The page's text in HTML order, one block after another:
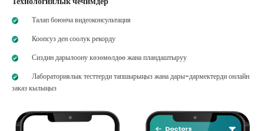
Талап боюнча видеоконсультация
Коопсуз ден соолук рекорду
Сиздин дарылоону көзөмөлдөө жана пландаштыруу
Лабораториялык тесттерди тапшырыңыз жана дары-дармектерди онлайн
заказ кылыңыз